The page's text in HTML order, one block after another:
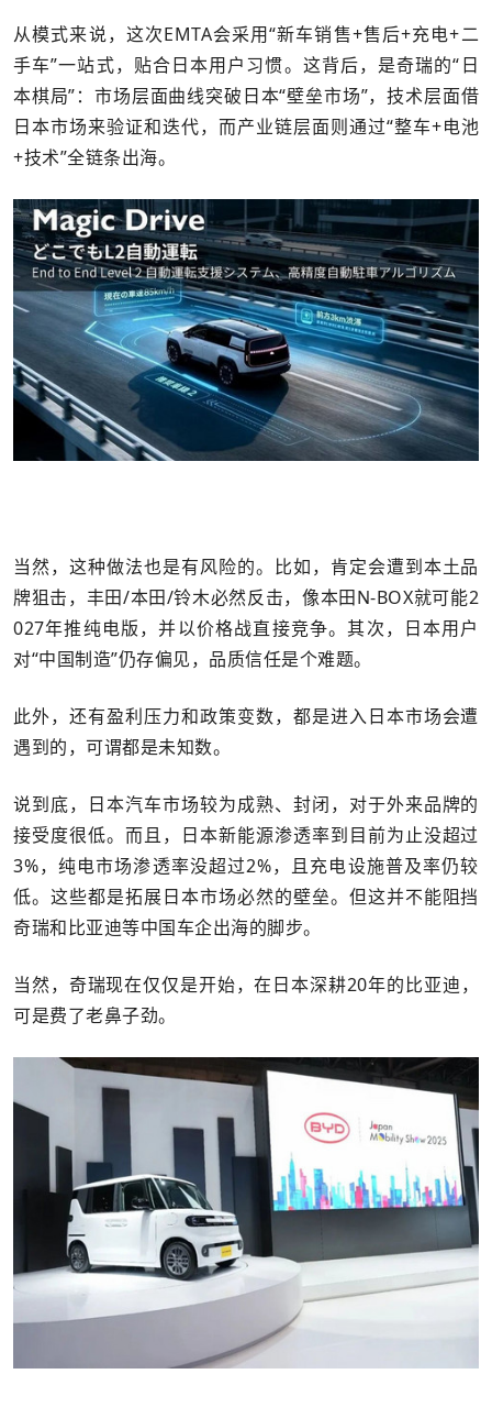
从模式来说，这次EMTA会采用“新车销售+售后+充电+二
手车”一站式，贴合日本用户习惯。这背后，是奇瑞的“日
本棋局”：市场层面曲线突破日本“壁垒市场”，技术层面借
日本市场来验证和迭代，而产业链层面则通过“整车+电池
+技术”全链条出海。
当然，这种做法也是有风险的。比如，肯定会遭到本土品
牌狙击，丰田/本田/铃木必然反击，像本田N-BOX就可能2
027年推纯电版，并以价格战直接竞争。其次，日本用户
对“中国制造”仍存偏见，品质信任是个难题。
此外，还有盈利压力和政策变数，都是进入日本市场会遭
遇到的，可谓都是未知数。
说到底，日本汽车市场较为成熟、封闭，对于外来品牌的
接受度很低。而且，日本新能源渗透率到目前为止没超过
3%，纯电市场渗透率没超过2%，且充电设施普及率仍较
低。这些都是拓展日本市场必然的壁垒。但这并不能阻挡
奇瑞和比亚迪等中国车企出海的脚步。
当然，奇瑞现在仅仅是开始，在日本深耕20年的比亚迪，
可是费了老鼻子劲。